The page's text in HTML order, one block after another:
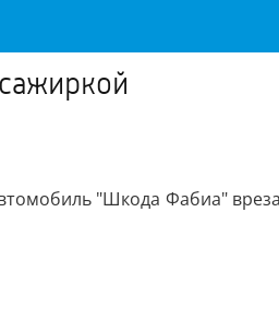
"Шкода Фабиа"